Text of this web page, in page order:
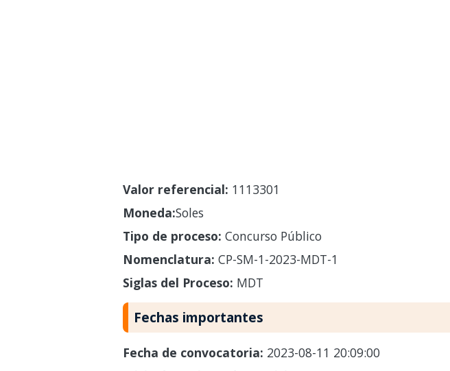
Valor referencial: 1113301
Moneda:Soles
Tipo de proceso: Concurso Público
Nomenclatura: CP-SM-1-2023-MDT-1
Siglas del Proceso: MDT
Fechas importantes
Fecha de convocatoria: 2023-08-11 20:09:00